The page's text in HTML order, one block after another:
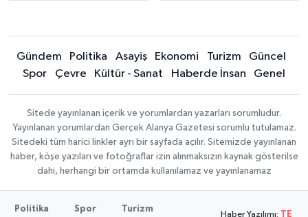
Gündem Politika Asayiş Ekonomi Turizm
Güncel
Spor
Çevre Kültür - Sanat Haberde İnsan Genel
Sitede yayınlanan içerik ve yorumlardan yazarları sorumludur.
Yayınlanan yorumlardan Gerçek Alanya Gazetesi sorumlu tutulamaz.
Sitedeki tüm harici linkler ayrı bir sayfada açılır. Sitemizde yayınlanan
haber, köşe yazıları ve fotoğraflar izin alınmaksızın kaynak gösterilse
dahi, herhangi bir ortamda kullanılamaz ve yayınlanamaz
Politika Spor Turizm
Haber Yazılımı: TE